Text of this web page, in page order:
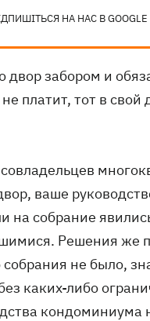
НА НАС В GOOGLE
забором и
платит, тот в
ваше
на собрание
Решения же
собрания не было,
каких-либо